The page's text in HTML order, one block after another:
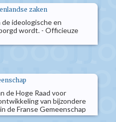
zaken
ideologische en
wordt. - Officieuze
de Hoge Raad voor
van bijzondere
de Franse Gemeenschap